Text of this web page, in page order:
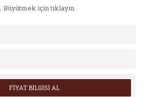
Büyütmek için tıklayın
FİYAT BİLGİSİ AL